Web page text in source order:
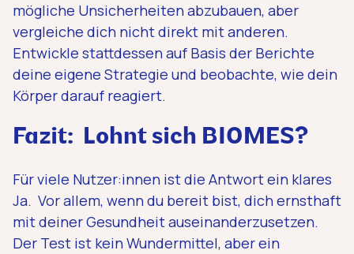
mögliche Unsicherheiten abzubauen, aber
vergleiche dich nicht direkt mit anderen.
Entwickle stattdessen auf Basis der Berichte
deine eigene Strategie und beobachte, wie dein
Körper darauf reagiert.
Fazit: Lohnt sich BIOMES?
Für viele Nutzer:innen ist die Antwort ein klares
Ja. Vor allem, wenn du bereit bist, dich ernsthaft
mit deiner Gesundheit auseinanderzusetzen.
Der Test ist kein Wundermittel, aber ein